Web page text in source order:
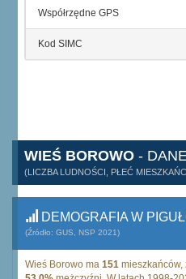
Współrzędne GPS
Kod SIMC
WIEŚ BOROWO -
(LICZBA LUDNOŚCI, PŁEĆ
DEMOGRAFIA W
(Źródło: GUS, NSP 2021)
Wieś Borowo ma 151 mieszkańców,